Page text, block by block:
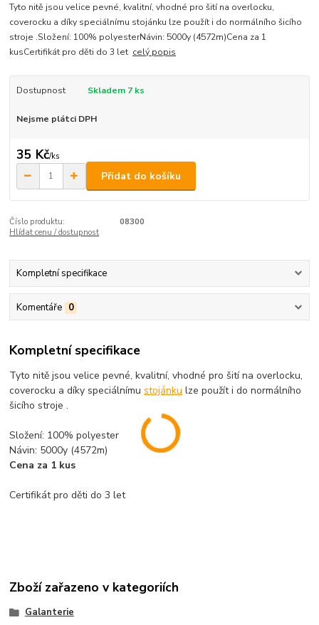
Tyto nitě jsou velice pevné, kvalitní, vhodné pro šití na overlocku,
coverocku a díky speciálnímu stojánku lze použít i do normálního šicího
stroje .Složení: 100% polyesterNávin: 5000y (4572m)Cena za 1
kusCertifikát pro děti do 3 let celý popis
Dostupnost Skladem 7 ks
Nejsme plátci DPH
35 Kč/ks
Přidat do košíku
Číslo produktu:
08300
Hlídat cenu / dostupnost
Kompletní specifikace
Komentáře 0
Kompletní specifikace
Tyto nitě jsou velice pevné, kvalitní, vhodné pro šití na overlocku,
coverocku a díky speciálnímustojánku lze použít i do normálního
šicího stroje .
Složení: 100% polyester
Návin: 5000y (4572m)
Cena za 1 kus
Certifikát pro děti do 3 let
Zboží zařazeno v kategoriích
Galanterie